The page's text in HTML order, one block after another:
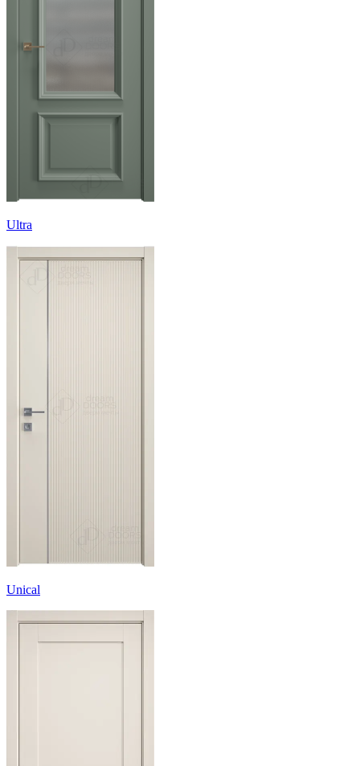
Ultra
Unical